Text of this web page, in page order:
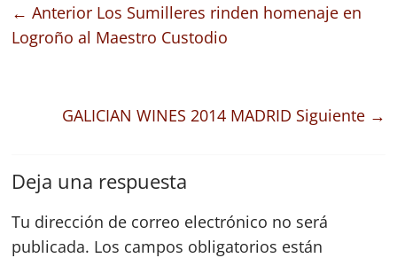
← Anterior Los Sumilleres rinden homenaje en
Logroño al Maestro Custodio
GALICIAN WINES 2014 MADRID Siguiente →
Deja una respuesta
Tu dirección de correo electrónico no será
publicada. Los campos obligatorios están